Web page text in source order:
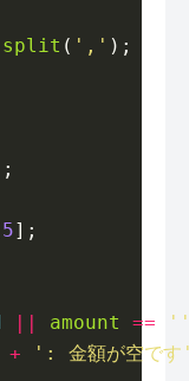
split ( ','
5
amount ==
+
': 金額が空で